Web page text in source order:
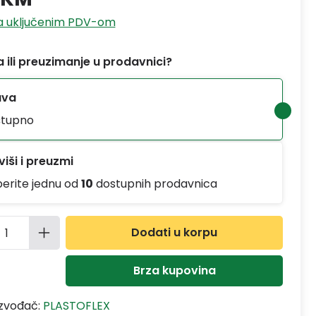
uključenim PDV-om
ili preuzimanje u prodavnici?
i preuzmi
jednu od10 dostupnih prodavnica
proizvoda: Unesite željenu
Dodati u korpu
Brza kupovina
PLASTOFLEX